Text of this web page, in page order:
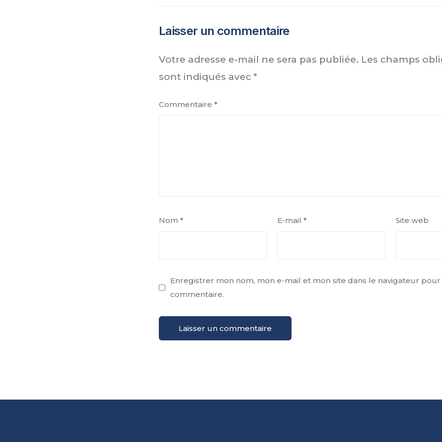
Laisser un commentaire
Votre adresse e-mail ne sera pas publiée. Les champs
sont indiqués avec *
Commentaire *
Nom * E-mail * Site web
Enregistrer mon nom, mon e-mail et mon site dans le navigateur
commentaire.